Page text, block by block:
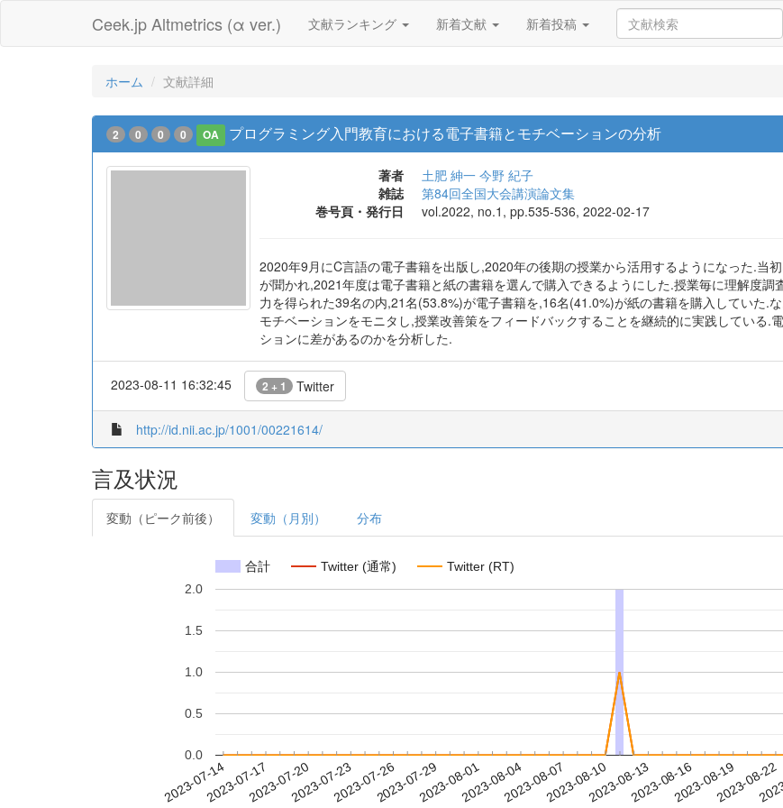
Ceek.jp Altmetrics (α ver.) 文献ランキング 新着文献 新着投稿
ホーム 文献詳細
2 0 0 0 OA プログラミング入門教育における電子書籍とモチベーションの分析
著者 土肥 紳一 今野 紀子
雑誌
第84回全国大会講演論文集
巻号頁・発行日
vol.2022, no.1, pp.535-536, 2022-02-17
2020年9月にC言語の電子書籍を出版し,2020年の後期の授業から活用するようになった.当
が聞かれ,2021年度は電子書籍と紙の書籍を選んで購入できるようにした.授業毎に理解度
力を得られた39名の内,21名(53.8%)が電子書籍を,16名(41.0%)が紙の書籍を購入していた.
モチベーションをモニタし,授業改善策をフィードバックすることを継続的に実践している.
ションに差があるのかを分析した.
2023-08-11 16:32:45 2 + 1 Twitter
http://id.nii.ac.jp/1001/00221614/
言及状況
変動（ピーク前後） 変動（月別） 分布
合計 Twitter (通常) Twitter (RT)
2023-07-142023-07-172023-07-202023-07-232023-07-262023-07-292023-08-012023-08-042023-08-072023-08-102023-08-132023-08-162023-08-192023-08-22
0.0
0.5
1.0
1.5
2.0